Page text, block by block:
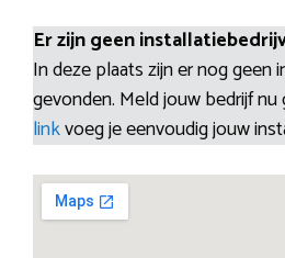
Er zijn geen
In deze plaats zijn er nog geen
gevonden. Meld jouw bedrijf nu
linkvoeg je eenvoudig jouw